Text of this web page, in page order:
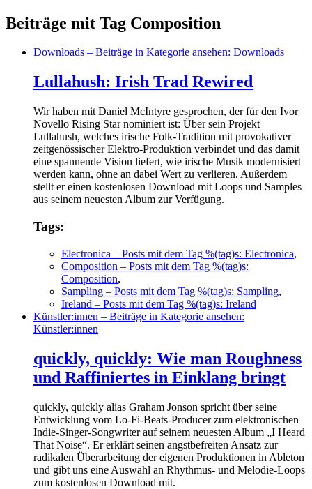
Beiträge mit Tag Composition
Downloads – Beiträge in Kategorie ansehen: Downloads
Lullahush: Irish Trad Rewired
Wir haben mit Daniel McIntyre gesprochen, der für den Ivor
Novello Rising Star nominiert ist: Über sein Projekt
Lullahush, welches irische Folk-Tradition mit provokativer
zeitgenössischer Elektro-Produktion verbindet und das damit
eine spannende Vision liefert, wie irische Musik modernisiert
werden kann, ohne an dabei Wert zu verlieren. Außerdem
stellt er einen kostenlosen Download mit Loops und Samples
aus seinem neuesten Album zur Verfügung.
Tags:
Electronica – Posts mit dem Tag %(tag)s: Electronica,
Composition – Posts mit dem Tag %(tag)s:
Composition,
Sampling – Posts mit dem Tag %(tag)s: Sampling,
Ireland – Posts mit dem Tag %(tag)s: Ireland
Künstler:innen – Beiträge in Kategorie ansehen:
Künstler:innen
quickly, quickly: Wie man Roughness
und Raffiniertes in Einklang bringt
quickly, quickly alias Graham Jonson spricht über seine
Entwicklung vom Lo-Fi-Beats-Producer zum elektronischen
Indie-Singer-Songwriter auf seinem neuesten Album „I Heard
That Noise“. Er erklärt seinen angstbefreiten Ansatz zur
radikalen Überarbeitung der eigenen Produktionen in Ableton
und gibt uns eine Auswahl an Rhythmus- und Melodie-Loops
zum kostenlosen Download mit.